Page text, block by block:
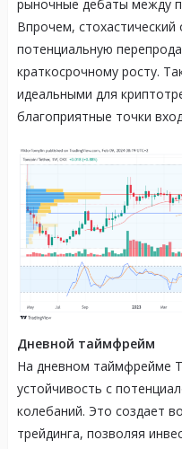
рыночные дебаты между
Впрочем,
потенциальную
краткосрочному росту.
идеальными для
благоприятные точки
Дневной таймфрейм
На дневном таймфрейме
устойчивость с
колебаний. Это создает
трейдинга, позволяя